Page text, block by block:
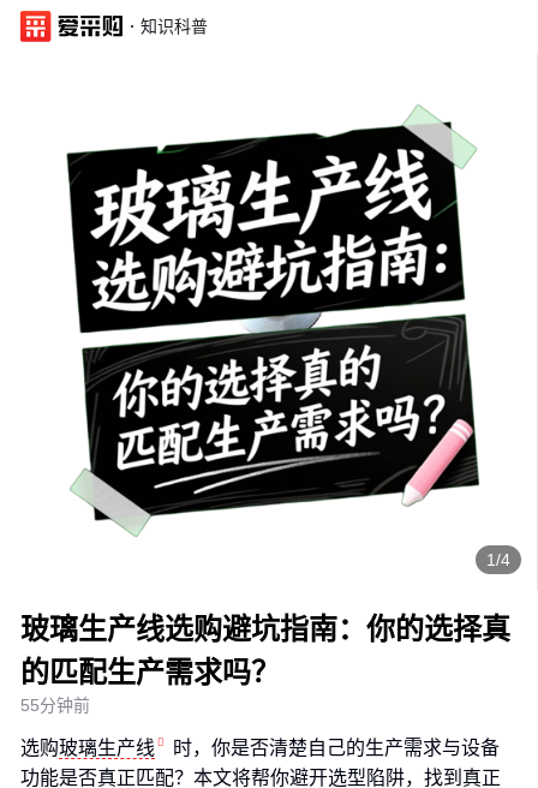
· 知识科普
1/4
玻璃生产线选购避坑指南：你的选择真
的匹配生产需求吗？
55分钟前
选购玻璃生产线
时，你是否清楚自己的生产需求与设备
功能是否真正匹配？本文将帮你避开选型陷阱，找到真正